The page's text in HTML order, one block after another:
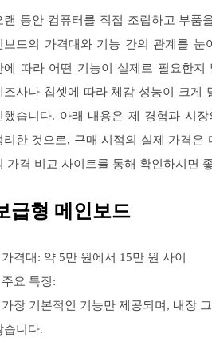
랜 동안 컴퓨터를 직접 조립하고 부품
보드의 가격대와 기능 간의 관계를 눈
에 따라 어떤 기능이 실제로 필요한지
조사나 칩셋에 따라 체감 성능이 크게
했습니다. 아래 내용은 제 경험과 시
리한 것으로, 구매 시점의 실제 가격은
가격 비교 사이트를 통해 확인하시면
급형 메인보드
격대: 약 5만 원에서 15만 원 사이
요 특징:
장 기본적인 기능만 제공되며, 내장
습니다.